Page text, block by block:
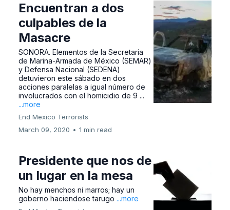
Encuentran a dos
culpables de la
Masacre
SONORA. Elementos de la Secretaría
de Marina-Armada de México (SEMAR)
y Defensa Nacional (SEDENA)
detuvieron este sábado en dos
acciones paralelas a igual número de
involucrados con el homicidio de 9 ...
...more
End Mexico Terrorists
March 09, 2020 • 1 min read
Presidente que nos de
un lugar en la mesa
No hay menchos ni marros; hay un
goberno haciendose tarugo ...more